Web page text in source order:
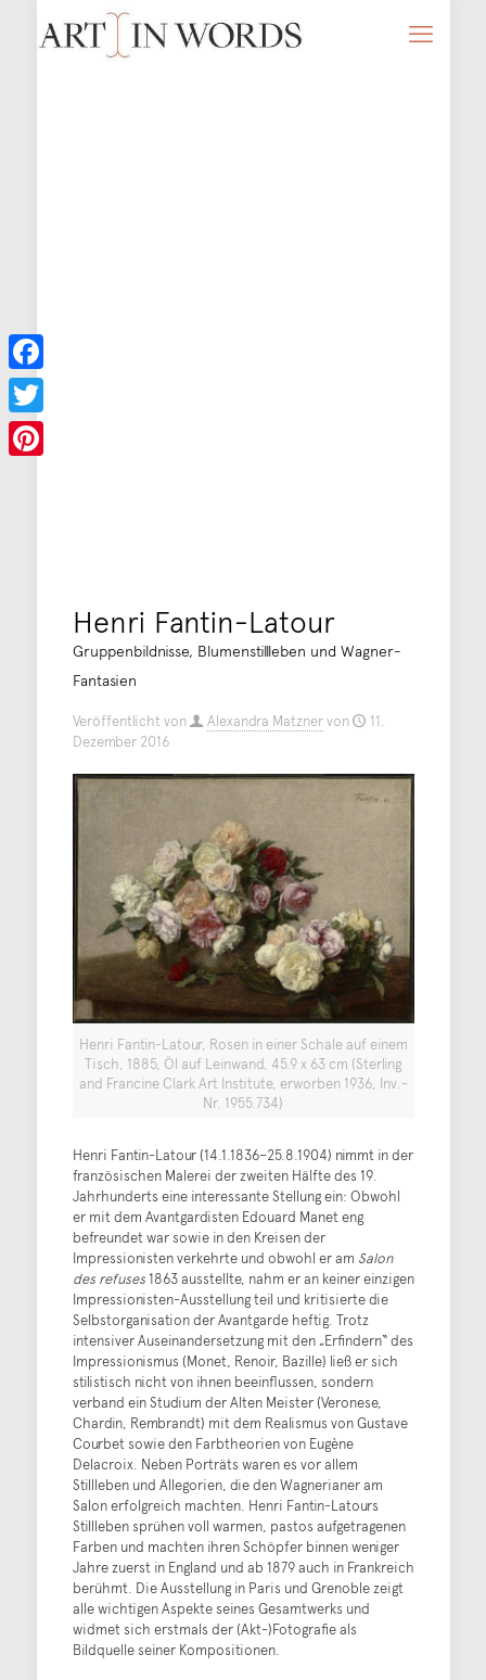
Henri Fantin-Latour
Gruppenbildnisse, Blumenstillleben und Wagner-
Fantasien
Veröffentlicht von Alexandra Matznervon
11.
Dezember 2016
Henri Fantin-Latour, Rosen in einer Schale auf einem
Tisch, 1885, Öl auf Leinwand, 45.9 x 63 cm (Sterling
and Francine Clark Art Institute, erworben 1936, Inv.-
Nr. 1955.734)
Henri Fantin-Latour (14.1.1836–25.8.1904) nimmt in der
französischen Malerei der zweiten Hälfte des 19.
Jahrhunderts eine interessante Stellung ein: Obwohl
er mit dem Avantgardisten Edouard Manet eng
befreundet war sowie in den Kreisen der
Impressionisten verkehrte und obwohl er am Salon
des refuses1863 ausstellte, nahm er an keiner einzigen
Impressionisten-Ausstellung teil und kritisierte die
Selbstorganisation der Avantgarde heftig. Trotz
intensiver Auseinandersetzung mit den „Erfindern“ des
Impressionismus (Monet, Renoir, Bazille) ließ er sich
stilistisch nicht von ihnen beeinflussen, sondern
verband ein Studium der Alten Meister (Veronese,
Chardin, Rembrandt) mit dem Realismus von Gustave
Courbet sowie den Farbtheorien von Eugène
Delacroix. Neben Porträts waren es vor allem
Stillleben und Allegorien, die den Wagnerianer am
Salon erfolgreich machten. Henri Fantin-Latours
Stillleben sprühen voll warmen, pastos aufgetragenen
Farben und machten ihren Schöpfer binnen weniger
Jahre zuerst in England und ab 1879 auch in Frankreich
berühmt. Die Ausstellung in Paris und Grenoble zeigt
alle wichtigen Aspekte seines Gesamtwerks und
widmet sich erstmals der (Akt-)Fotografie als
Bildquelle seiner Kompositionen.
Facebook
Twitter